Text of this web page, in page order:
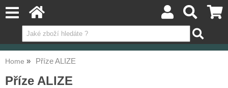
Home Příze ALIZE
Příze ALIZE